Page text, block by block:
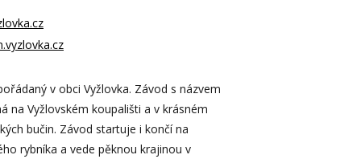
v obci Vyžlovka. Závod s názvem
na Vyžlovském koupališti a v krásném
bučin. Závod startuje i končí na
rybníka a vede pěknou krajinou v